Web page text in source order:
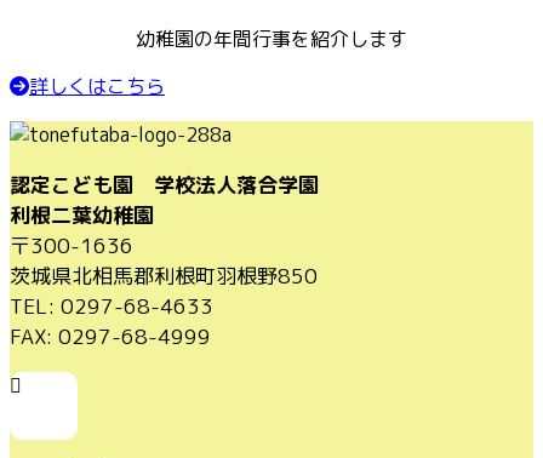
幼稚園の年間行事を紹介します
詳しくはこちら
認定こども園 学校法人落合学園
利根二葉幼稚園
〒300-1636
茨城県北相馬郡利根町羽根野850
TEL: 0297-68-4633
FAX: 0297-68-4999
ア
コ